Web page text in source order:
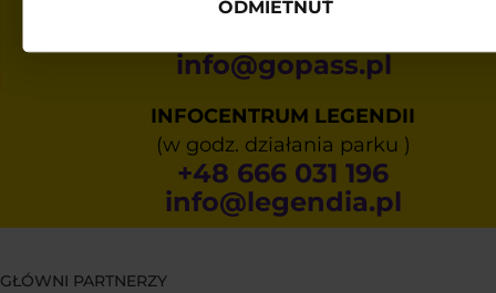
ODMIETNUŤ
(czynna codziennie od 8:00 do 16:00)
info@gopass.pl
INFOCENTRUM LEGENDII
(w godz. działania parku )
+48 666 031 196
info@legendia.pl
GŁÓWNI PARTNERZY